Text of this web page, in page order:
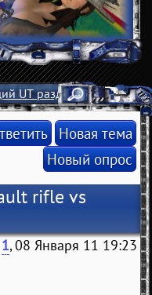
UT раздел»
Новая тема
Новый опрос
rifle vs
1, 08 Января 11 19:23